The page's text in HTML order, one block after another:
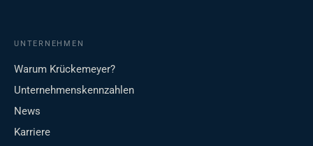
UNTERNEHMEN
Warum Krückemeyer?
Unternehmenskennzahlen
News
Karriere